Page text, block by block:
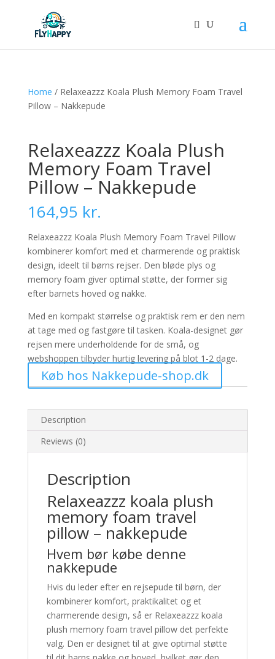
Home / Relaxeazzz Koala Plush Memory Foam Travel
Pillow – Nakkepude
Relaxeazzz Koala Plush
Memory Foam Travel
Pillow – Nakkepude
164,95 kr.
Relaxeazzz Koala Plush Memory Foam Travel Pillow
kombinerer komfort med et charmerende og praktisk
design, ideelt til børns rejser. Den bløde plys og
memory foam giver optimal støtte, der former sig
efter barnets hoved og nakke.
Med en kompakt størrelse og praktisk rem er den nem
at tage med og fastgøre til tasken. Koala-designet gør
rejsen mere underholdende for de små, og
webshoppen tilbyder hurtig levering på blot 1-2 dage.
Køb hos Nakkepude-shop.dk
Description
Reviews (0)
Description
Relaxeazzz koala plush
memory foam travel
pillow – nakkepude
Hvem bør købe denne
nakkepude
Hvis du leder efter en rejsepude til børn, der
kombinerer komfort, praktikalitet og et
charmerende design, så er Relaxeazzz koala
plush memory foam travel pillow det perfekte
valg. Den er designet til at give optimal støtte